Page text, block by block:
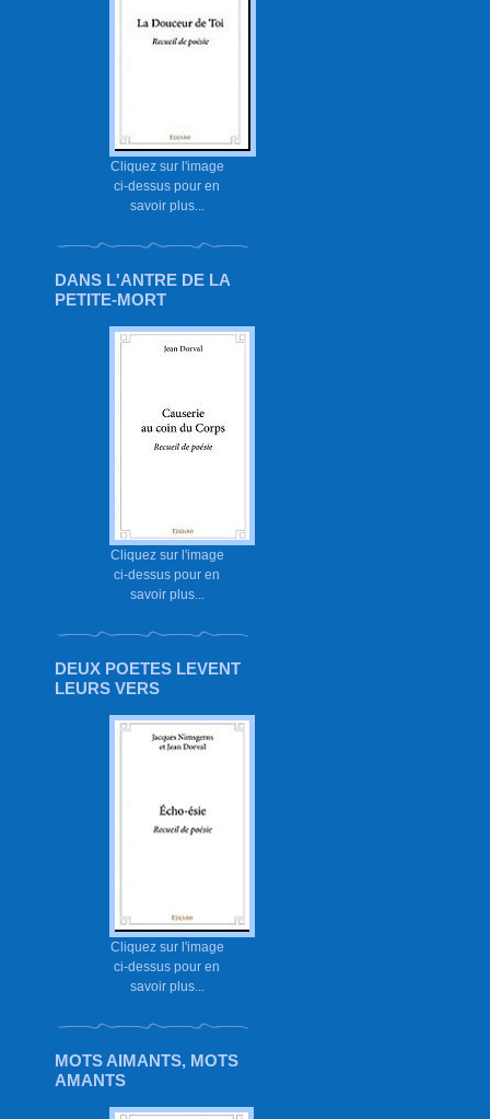
Cliquez sur l'image
ci-dessus pour en
savoir plus...
DANS L'ANTRE DE LA
PETITE-MORT
Cliquez sur l'image
ci-dessus pour en
savoir plus...
DEUX POETES LEVENT
LEURS VERS
Cliquez sur l'image
ci-dessus pour en
savoir plus...
MOTS AIMANTS, MOTS
AMANTS